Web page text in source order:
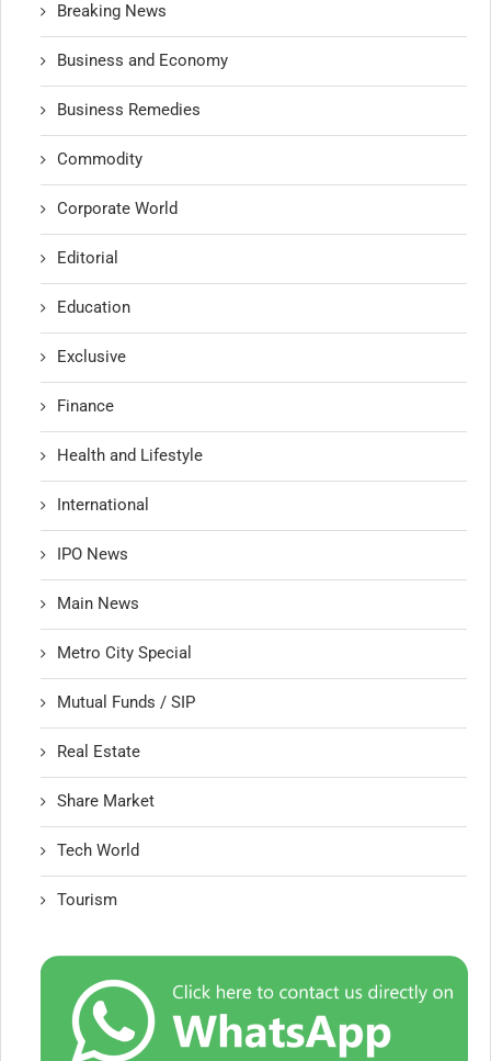
Breaking News
Business and Economy
Business Remedies
Commodity
Corporate World
Editorial
Education
Exclusive
Finance
Health and Lifestyle
International
IPO News
Main News
Metro City Special
Mutual Funds / SIP
Real Estate
Share Market
Tech World
Tourism